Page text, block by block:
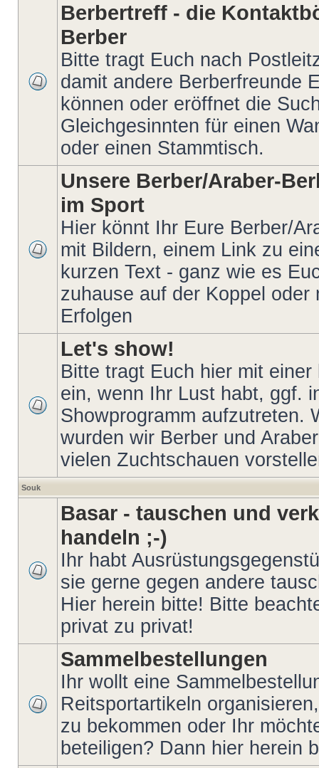
Berbertreff - die
Berber
Bitte tragt Euch nach
damit andere Berberfreunde
können oder eröffnet die
Gleichgesinnten für einen
oder einen Stammtisch.
Unsere Berber/Araber-
im Sport
Hier könnt Ihr Eure Berber/
mit Bildern, einem Link zu
kurzen Text - ganz wie es
zuhause auf der Koppel oder
Erfolgen
Let's show!
Bitte tragt Euch hier mit
ein, wenn Ihr Lust habt, ggf.
Showprogramm aufzutreten.
wurden wir Berber und
vielen Zuchtschauen
Souk
Basar - tauschen und
handeln ;-)
Ihr habt
sie gerne gegen andere
Hier herein bitte! Bitte
privat zu privat!
Sammelbestellungen
Ihr wollt eine
Reitsportartikeln
zu bekommen oder Ihr
beteiligen? Dann hier herein